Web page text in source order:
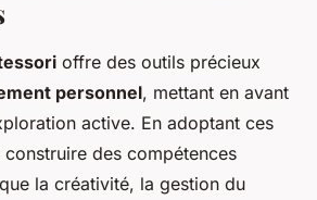
offre des outils précieux
personnel, mettant en avant
active. En adoptant ces
des compétences
la créativité, la gestion du